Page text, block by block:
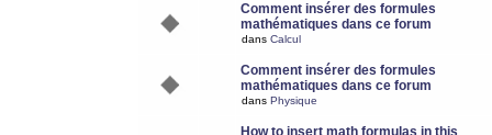
Comment insérer des formules
mathématiques dans ce forum
dans Calcul
Comment insérer des formules
mathématiques dans ce forum
dans Physique
How to insert math formulas in this